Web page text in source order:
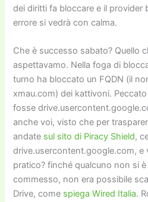
dei diritti fa bloccare e il provider
errore si vedrà con calma.
Che è successo sabato? Quello
aspettavamo. Nella foga di
turno ha bloccato un FQDN (il
xmau.com) dei kattivoni.
fosse
anche voi, visto che per
andate sul sito di Piracy Shield,
drive.usercontent.google.com, e
pratico? finché qualcuno non si
commesso, non era possibile
Drive, come spiega Wired Italia.